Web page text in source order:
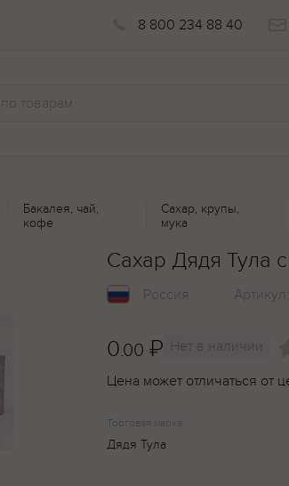
8 800 234 88 40
Бакалея, чай,
кофе
Сахар, крупы,
мука
Сахар Дядя Тула
Россия Артикул:
0.00 ₽ Нет в наличии
Цена может отличаться от
Торговая марка
Дядя Тула